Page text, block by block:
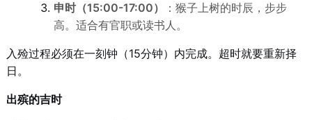
申时（15:00-17:00）
：猴子上树的时辰，步步
高。适合有官职或读书人。
入殓过程必须在一刻钟（15分钟）内完成。超时就要重新择
日。
出殡的吉时